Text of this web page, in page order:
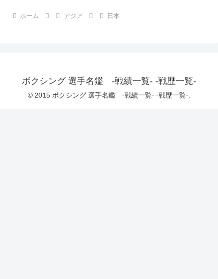
ホーム アジア 日本
ボクシング 選手名鑑 -戦績一覧- -戦歴一覧-
© 2015 ボクシング 選手名鑑 -戦績一覧- -戦歴一覧-.